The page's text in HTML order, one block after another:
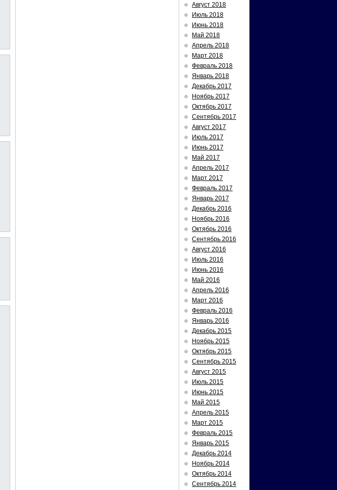
Август 2018
Июль 2018
Июнь 2018
Май 2018
Апрель 2018
Март 2018
Февраль 2018
Январь 2018
Декабрь 2017
Ноябрь 2017
Октябрь 2017
Сентябрь 2017
Август 2017
Июль 2017
Июнь 2017
Май 2017
Апрель 2017
Март 2017
Февраль 2017
Январь 2017
Декабрь 2016
Ноябрь 2016
Октябрь 2016
Сентябрь 2016
Август 2016
Июль 2016
Июнь 2016
Май 2016
Апрель 2016
Март 2016
Февраль 2016
Январь 2016
Декабрь 2015
Ноябрь 2015
Октябрь 2015
Сентябрь 2015
Август 2015
Июль 2015
Июнь 2015
Май 2015
Апрель 2015
Март 2015
Февраль 2015
Январь 2015
Декабрь 2014
Ноябрь 2014
Октябрь 2014
Сентябрь 2014